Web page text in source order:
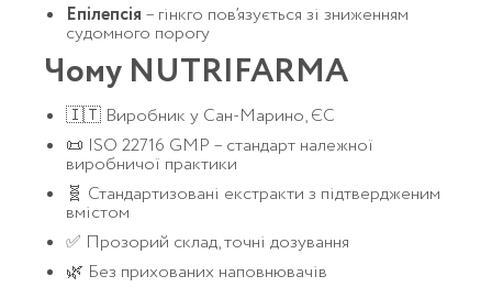
Епілепсія – гінкго пов’язується зі зниженням
судомного порогу
Чому NUTRIFARMA
🇮🇹 Виробник у Сан-Марино, ЄС
📜 ISO 22716 GMP – стандарт належної
виробничої практики
🧬 Стандартизовані екстракти з підтвердженим
вмістом
✅ Прозорий склад, точні дозування
🌿 Без прихованих наповнювачів